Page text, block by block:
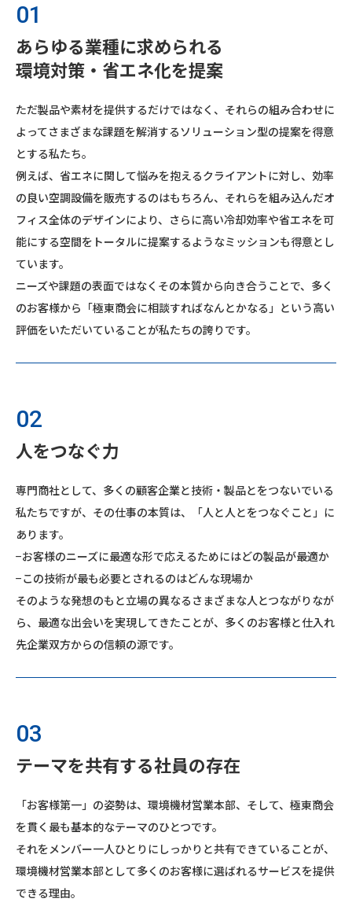
01
あらゆる業種に求められる
環境対策・省エネ化を提案
ただ製品や素材を提供するだけではなく、それらの組み合わせに
よってさまざまな課題を解消するソリューション型の提案を得意
とする私たち。
例えば、省エネに関して悩みを抱えるクライアントに対し、効率
の良い空調設備を販売するのはもちろん、それらを組み込んだオ
フィス全体のデザインにより、さらに高い冷却効率や省エネを可
能にする空間をトータルに提案するようなミッションも得意とし
ています。
ニーズや課題の表面ではなくその本質から向き合うことで、多く
のお客様から「極東商会に相談すればなんとかなる」という高い
評価をいただいていることが私たちの誇りです。
02
人をつなぐ力
専門商社として、多くの顧客企業と技術・製品とをつないでいる
私たちですが、その仕事の本質は、「人と人とをつなぐこと」に
あります。
−お客様のニーズに最適な形で応えるためにはどの製品が最適か
−この技術が最も必要とされるのはどんな現場か
そのような発想のもと立場の異なるさまざまな人とつながりなが
ら、最適な出会いを実現してきたことが、多くのお客様と仕入れ
先企業双方からの信頼の源です。
03
テーマを共有する社員の存在
「お客様第一」の姿勢は、環境機材営業本部、そして、極東商会
を貫く最も基本的なテーマのひとつです。
それをメンバー一人ひとりにしっかりと共有できていることが、
環境機材営業本部として多くのお客様に選ばれるサービスを提供
できる理由。